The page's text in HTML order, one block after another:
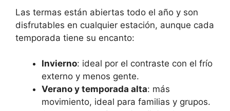
Las termas están abiertas todo el año y son
disfrutables en cualquier estación, aunque cada
temporada tiene su encanto:
Invierno: ideal por el contraste con el frío
externo y menos gente.
Verano y temporada alta: más
movimiento, ideal para familias y grupos.